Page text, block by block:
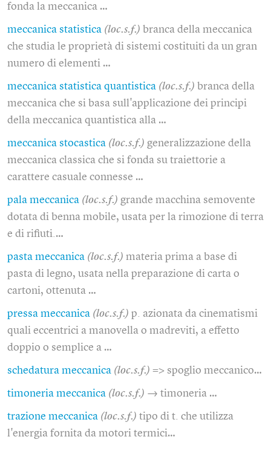
fonda la meccanica …
meccanica statistica (loc.s.f.) branca della meccanica
che studia le proprietà di sistemi costituiti da un gran
numero di elementi …
meccanica statistica quantistica (loc.s.f.) branca della
meccanica che si basa sull'applicazione dei principi
della meccanica quantistica alla …
meccanica stocastica (loc.s.f.) generalizzazione della
meccanica classica che si fonda su traiettorie a
carattere casuale connesse …
pala meccanica (loc.s.f.) grande macchina semovente
dotata di benna mobile, usata per la rimozione di terra
e di rifiuti.…
pasta meccanica (loc.s.f.) materia prima a base di
pasta di legno, usata nella preparazione di carta o
cartoni, ottenuta …
pressa meccanica (loc.s.f.) p. azionata da cinematismi
quali eccentrici a manovella o madreviti, a effetto
doppio o semplice a …
schedatura meccanica (loc.s.f.) => spoglio meccanico…
timoneria meccanica (loc.s.f.) → timoneria …
trazione meccanica (loc.s.f.) tipo di t. che utilizza
l'energia fornita da motori termici…